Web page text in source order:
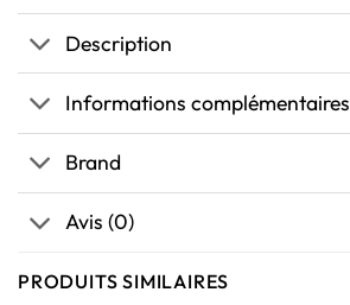
Description
Informations complémentaires
Brand
Avis (0)
PRODUITS SIMILAIRES